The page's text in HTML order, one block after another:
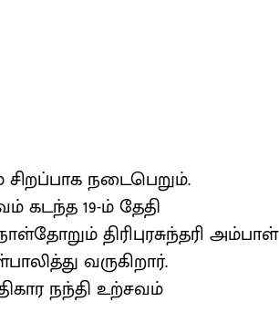
நடைபெறும்.
கடந்த 19-ம் தேதி
திரிபுரசுந்தரி அம்பாள்
வருகிறார்.
நந்தி உற்சவம்